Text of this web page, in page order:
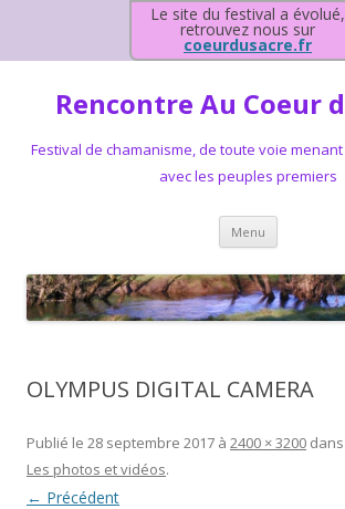
Le site du festival a évolué,
retrouvez nous sur
coeurdusacre.fr
Rencontre Au Coeur
Festival de chamanisme, de toute voie
avec les peuples premiers
Menu Aller au
OLYMPUS DIGITAL CAMERA
Publié le 28 septembre 2017 à 2400 × 3200 dans
Les photos et vidéos.
← Précédent